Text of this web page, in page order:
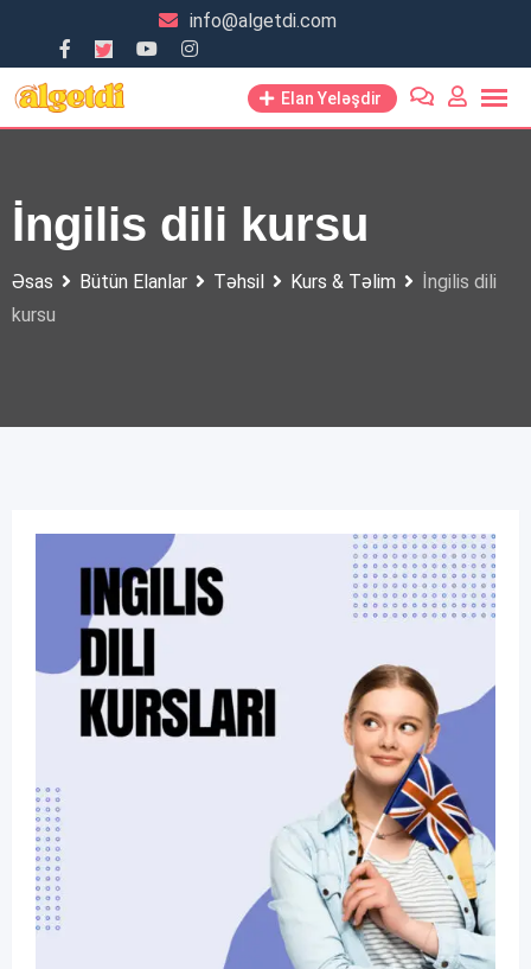
content
info@algetdi.com
Elan Yeləşdir
İngilis dili kursu
Əsas Bütün Elanlar Təhsil Kurs & Təlim
İngilis dili
kursu